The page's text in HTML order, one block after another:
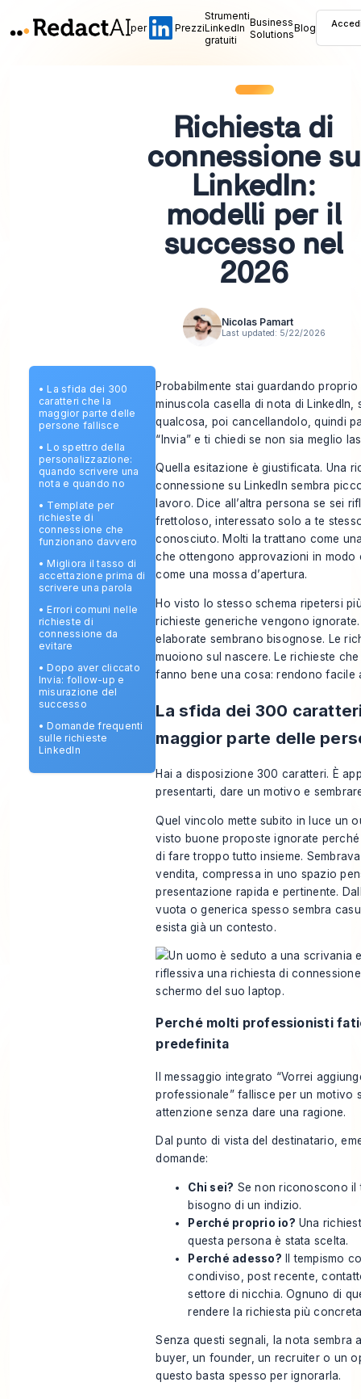
per Prezzi
Strumenti
LinkedIn
gratuiti
Business
SolutionsBlog
Richiesta di
connessione su
LinkedIn:
modelli per il
successo nel
2026
Nicolas Pamart
Last updated: 5/22/2026
• La sfida dei 300
caratteri che la
maggior parte delle
persone fallisce
• Lo spettro della
personalizzazione:
quando scrivere una
nota e quando no
• Template per
richieste di
connessione che
funzionano davvero
• Migliora il tasso di
accettazione prima di
scrivere una parola
• Errori comuni nelle
richieste di
connessione da
evitare
• Dopo aver cliccato
Invia: follow-up e
misurazione del
successo
• Domande frequenti
sulle richieste
LinkedIn
Probabilmente stai guardando
minuscola casella di nota di LinkedIn,
qualcosa, poi cancellandolo, quindi
“Invia” e ti chiedi se non sia meglio
Quella esitazione è giustificata. Una
connessione su LinkedIn sembra
lavoro. Dice all’altra persona se sei
frettoloso, interessato solo a te
conosciuto. Molti la trattano come
che ottengono approvazioni in modo
come una mossa d’apertura.
Ho visto lo stesso schema ripetersi
richieste generiche vengono
elaborate sembrano bisognose. Le
muoiono sul nascere. Le richieste
fanno bene una cosa: rendono facile
La sfida dei 300
maggior parte delle
Hai a disposizione 300 caratteri. È
presentarti, dare un motivo e
Quel vincolo mette subito in luce un
visto buone proposte ignorate
di fare troppo tutto insieme.
vendita, compressa in uno spazio
presentazione rapida e pertinente.
vuota o generica spesso sembra
esista già un contesto.
Perché molti professionisti
predefinita
Il messaggio integrato “Vorrei
professionale” fallisce per un motivo
attenzione senza dare una ragione.
Dal punto di vista del destinatario,
domande:
Chi sei? Se non riconoscono il
bisogno di un indizio.
Perché proprio io? Una
questa persona è stata scelta.
Perché adesso? Il tempismo
condiviso, post recente,
settore di nicchia. Ognuno di
rendere la richiesta più
Senza questi segnali, la nota sembra
buyer, un founder, un recruiter o un
questo basta spesso per ignorarla.